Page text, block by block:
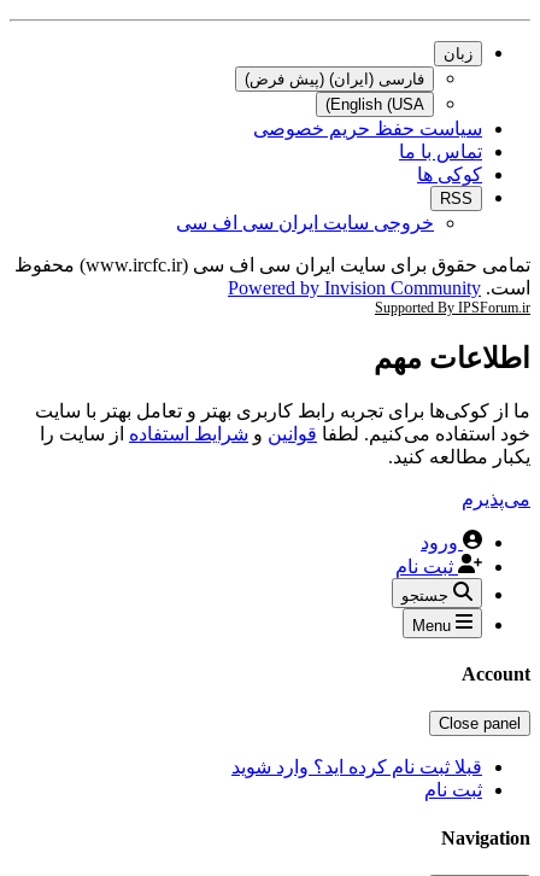
زبان
فارسی (ایران) (پیش فرض)
English (USA)
سیاست حفظ حریم خصوصی
تماس با ما
کوکی ها
RSS
خروجی سایت ایران سی اف سی
تمامی حقوق برای سایت ایران سی اف سی (www.ircfc.ir) محفوظ
است. Powered by Invision Community
Supported By IPSForum.ir
اطلاعات مهم
ما از کوکی‌ها برای تجربه رابط کاربری بهتر و تعامل بهتر با سایت
خود استفاده می‌کنیم. لطفا قوانین و شرایط استفاده از سایت را
یکبار مطالعه کنید.
می‌پذیرم
ورود
ثبت نام
جستجو
Menu
Account
Close panel
قبلا ثبت نام کرده اید؟ وارد شوید
ثبت نام
Navigation